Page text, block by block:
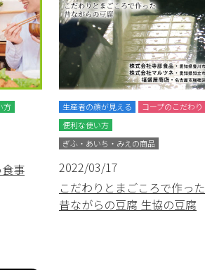
方
事
生産者の顔が見える
コープのこだわり
便利な使い方
ぎふ・あいち・みえの商品
2022/03/17
こだわりとまごころで作った
昔ながらの豆腐 生協の豆腐